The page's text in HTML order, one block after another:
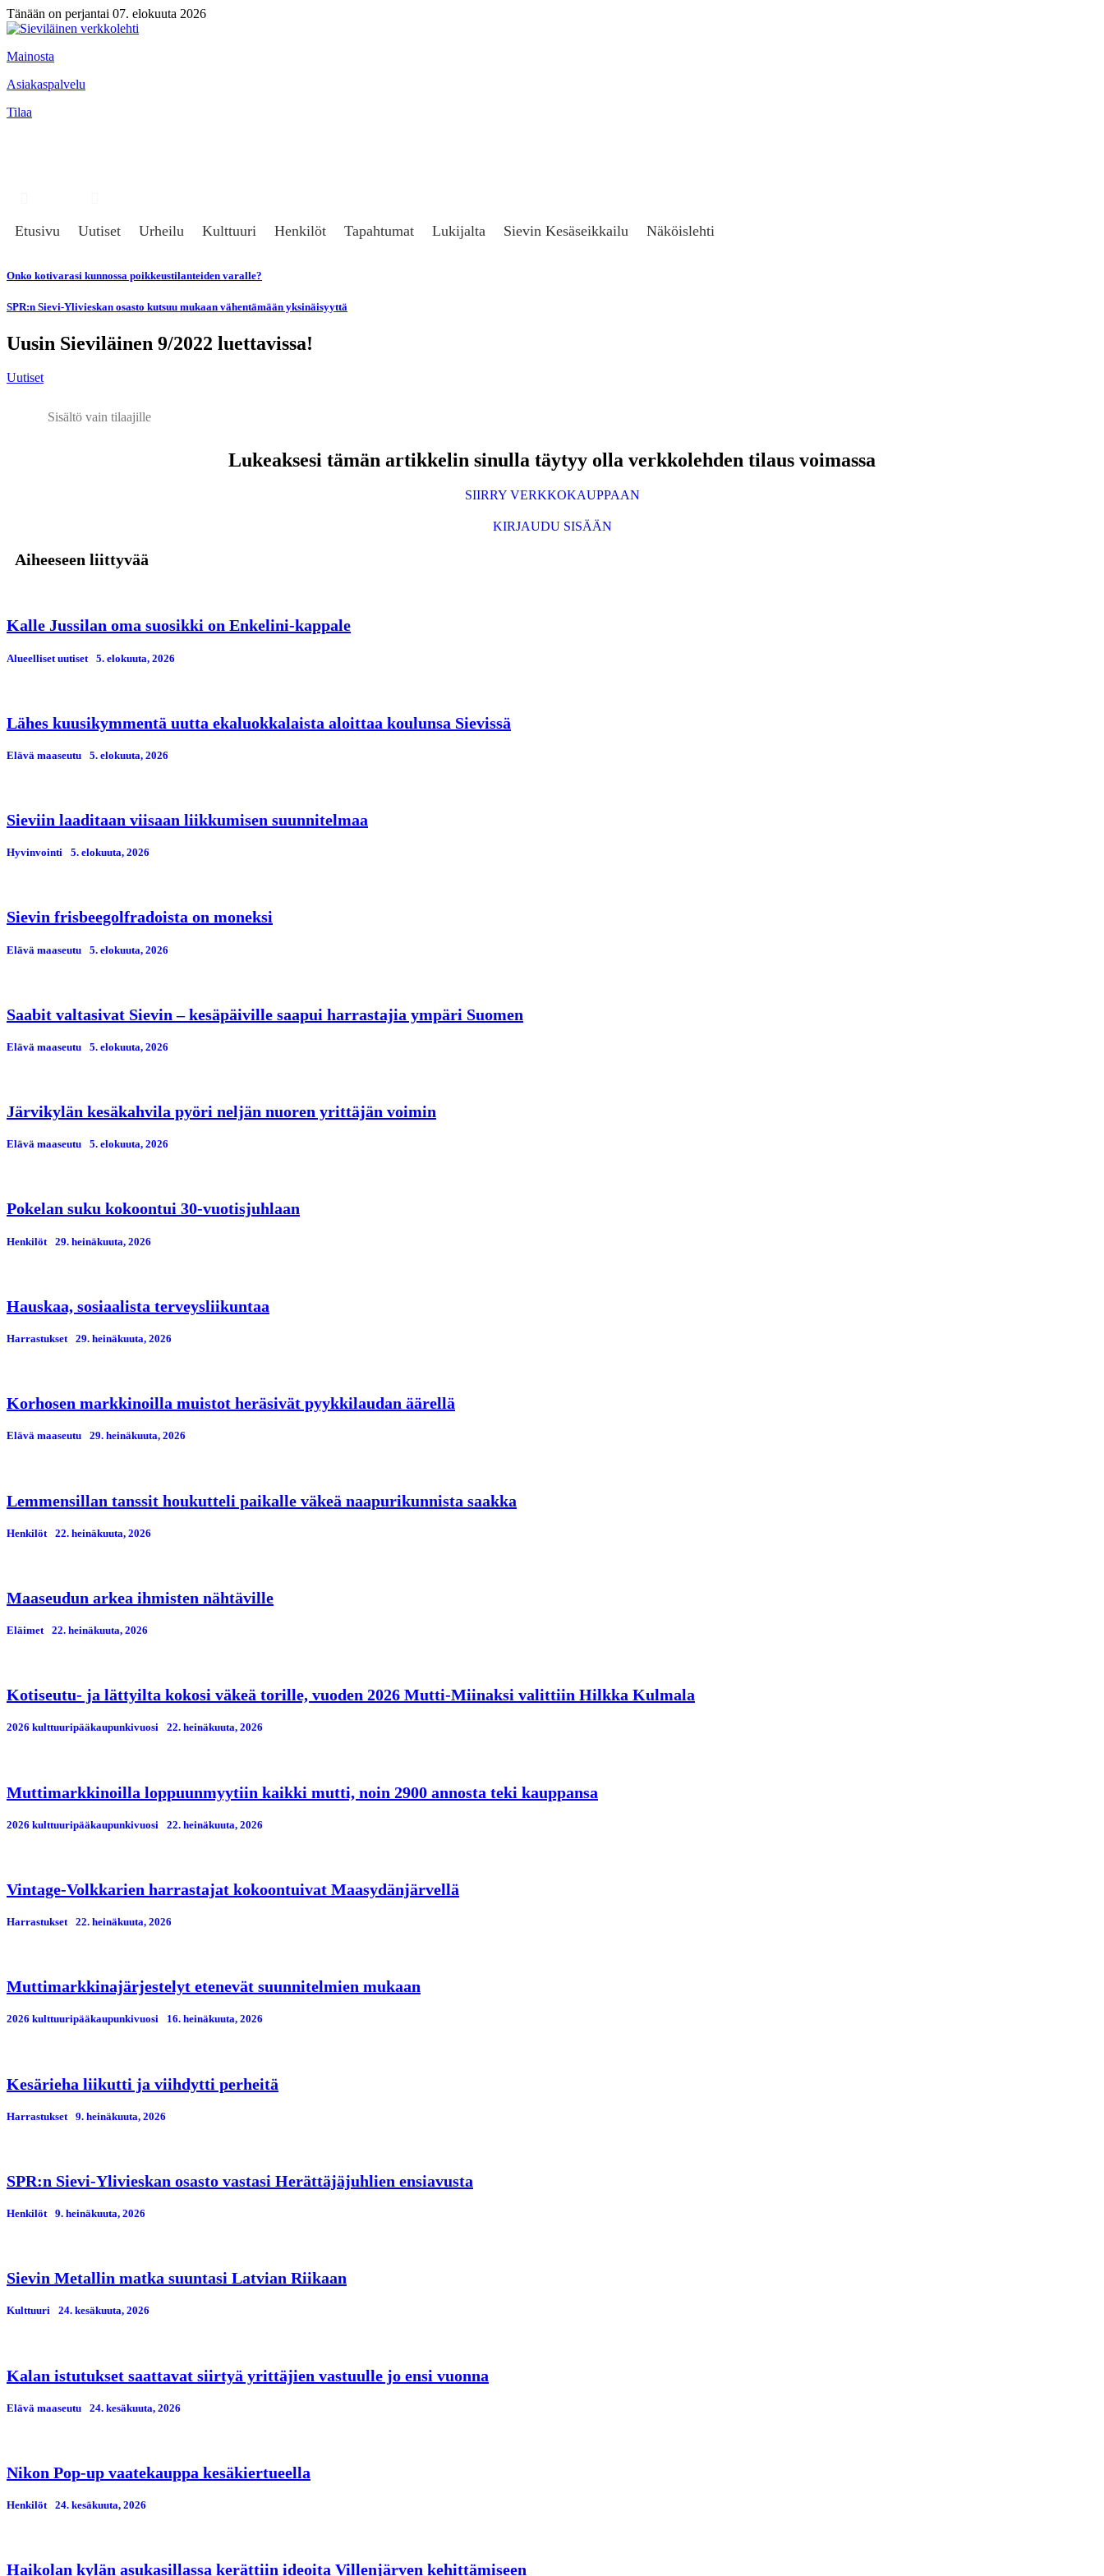
Tänään on perjantai 07. elokuuta 2026
Mainosta
Asiakaspalvelu
Tilaa
Etusivu Uutiset Urheilu Kulttuuri Henkilöt Tapahtumat Lukijalta Sievin Kesäseikkailu Näköislehti
Onko kotivarasi kunnossa poikkeustilanteiden varalle?
SPR:n Sievi-Ylivieskan osasto kutsuu mukaan vähentämään yksinäisyyttä
Uusin Sieviläinen 9/2022 luettavissa!
Uutiset
Sisältö vain tilaajille
Lukeaksesi tämän artikkelin sinulla täytyy olla verkkolehden tilaus voimassa
SIIRRY VERKKOKAUPPAAN
KIRJAUDU SISÄÄN
Aiheeseen liittyvää
Kalle Jussilan oma suosikki on Enkelini-kappale
Alueelliset uutiset 5. elokuuta, 2026
Lähes kuusikymmentä uutta ekaluokkalaista aloittaa koulunsa Sievissä
Elävä maaseutu 5. elokuuta, 2026
Sieviin laaditaan viisaan liikkumisen suunnitelmaa
Hyvinvointi 5. elokuuta, 2026
Sievin frisbeegolfradoista on moneksi
Elävä maaseutu 5. elokuuta, 2026
Saabit valtasivat Sievin – kesäpäiville saapui harrastajia ympäri Suomen
Elävä maaseutu 5. elokuuta, 2026
Järvikylän kesäkahvila pyöri neljän nuoren yrittäjän voimin
Elävä maaseutu 5. elokuuta, 2026
Pokelan suku kokoontui 30-vuotisjuhlaan
Henkilöt 29. heinäkuuta, 2026
Hauskaa, sosiaalista terveysliikuntaa
Harrastukset 29. heinäkuuta, 2026
Korhosen markkinoilla muistot heräsivät pyykkilaudan äärellä
Elävä maaseutu 29. heinäkuuta, 2026
Lemmensillan tanssit houkutteli paikalle väkeä naapurikunnista saakka
Henkilöt 22. heinäkuuta, 2026
Maaseudun arkea ihmisten nähtäville
Eläimet 22. heinäkuuta, 2026
Kotiseutu- ja lättyilta kokosi väkeä torille, vuoden 2026 Mutti-Miinaksi valittiin Hilkka Kulmala
2026 kulttuuripääkaupunkivuosi 22. heinäkuuta, 2026
Muttimarkkinoilla loppuunmyytiin kaikki mutti, noin 2900 annosta teki kauppansa
2026 kulttuuripääkaupunkivuosi 22. heinäkuuta, 2026
Vintage-Volkkarien harrastajat kokoontuivat Maasydänjärvellä
Harrastukset 22. heinäkuuta, 2026
Muttimarkkinajärjestelyt etenevät suunnitelmien mukaan
2026 kulttuuripääkaupunkivuosi 16. heinäkuuta, 2026
Kesärieha liikutti ja viihdytti perheitä
Harrastukset 9. heinäkuuta, 2026
SPR:n Sievi-Ylivieskan osasto vastasi Herättäjäjuhlien ensiavusta
Henkilöt 9. heinäkuuta, 2026
Sievin Metallin matka suuntasi Latvian Riikaan
Kulttuuri 24. kesäkuuta, 2026
Kalan istutukset saattavat siirtyä yrittäjien vastuulle jo ensi vuonna
Elävä maaseutu 24. kesäkuuta, 2026
Nikon Pop-up vaatekauppa kesäkiertueella
Henkilöt 24. kesäkuuta, 2026
Haikolan kylän asukasillassa kerättiin ideoita Villenjärven kehittämiseen